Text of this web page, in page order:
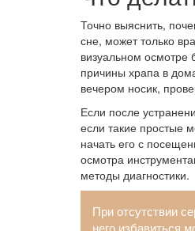
Точно выяснить,
сне, может только
визуальном осмотре
причины храпа в
вечером носик,
Если после
если такие простые
начать его с
осмотра
методы диагностики.
При отсутствии
него избавиться